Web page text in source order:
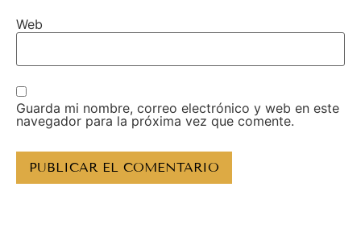
Web
Guarda mi nombre, correo electrónico y web en este
navegador para la próxima vez que comente.